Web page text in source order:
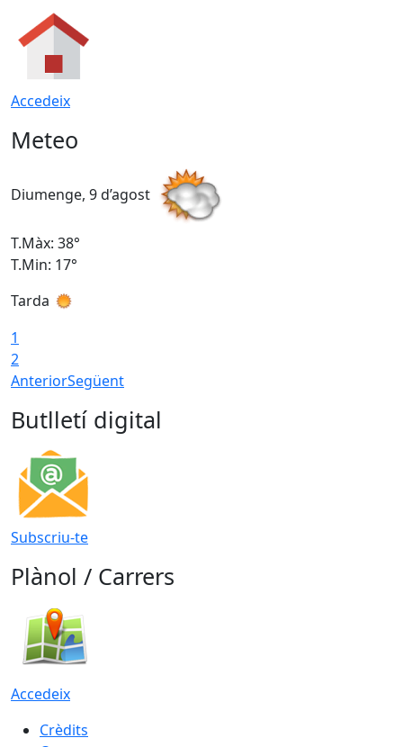
Accedeix
Meteo
Diumenge, 9 d’agost
T.Màx: 38°
T.Min: 17°
Tarda
1
2
AnteriorSegüent
Butlletí digital
Subscriu-te
Plànol / Carrers
Accedeix
Crèdits